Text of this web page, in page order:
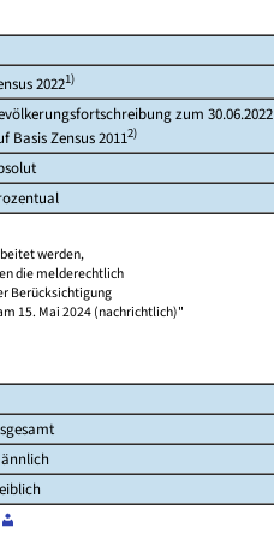
20221)
zum 30.06.2022
Basis Zensus 20112)
werden,
die melderechtlich
Berücksichtigung
15. Mai 2024 (nachrichtlich)"